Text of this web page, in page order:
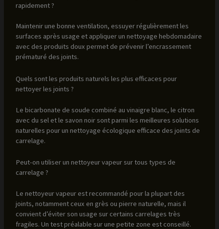
rapidement ?
Maintenir une bonne ventilation, essuyer régulièrement les
surfaces après usage et appliquer un nettoyage hebdomadaire
avec des produits doux permet de prévenir l’encrassement
prématuré des joints.
Quels sont les produits naturels les plus efficaces pour
nettoyer les joints ?
Le bicarbonate de soude combiné au vinaigre blanc, le citron
avec du sel et le savon noir sont parmi les meilleures solutions
naturelles pour un nettoyage écologique efficace des joints de
carrelage.
Peut-on utiliser un nettoyeur vapeur sur tous types de
carrelage ?
Le nettoyeur vapeur est recommandé pour la plupart des
joints, notamment ceux en grès ou pierre naturelle, mais il
convient d’éviter son usage sur certains carrelages très
fragiles. Un test préalable sur une petite zone est conseillé.